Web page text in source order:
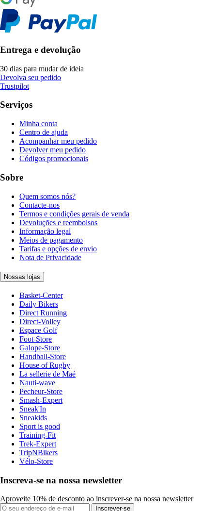
Entrega e devolução
30 dias para mudar de ideia
Devolva seu pedido
Trustpilot
Serviços
Minha conta
Centro de ajuda
Acompanhar meu pedido
Devolver meu pedido
Códigos promocionais
Sobre
Quem somos nós?
Contacte-nos
Termos e condições gerais de venda
Devoluções e reembolsos
Informação legal
Meios de pagamento
Tarifas e opções de envio
Nota de Privacidade
Nossas lojas
Basket-Center
Daily Bikers
Direct Running
Direct-Volley
Espace Golf
Foot-Store
Galope-Store
Handball-Store
House of Rugby
La sellerie de Maé
Nauti-wave
Pecheur-Store
Smash-Expert
Sneak'In
Sneakids
Sport is good
Training-Fit
Trek-Expert
TripNBikers
Vélo-Store
Inscreva-se na nossa newsletter
Aproveite 10% de desconto ao inscrever-se na nossa newsletter
Inscrever-se